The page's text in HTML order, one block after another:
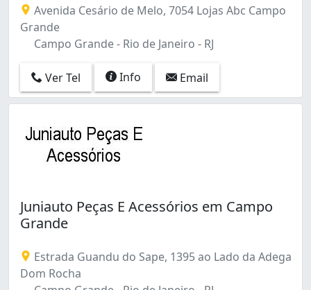
Oswaldo Cruz (2)
Paciência (1)
Parada de Lucas (1)
Pechincha (2)
Penha (1)
Praça da Bandeira (2)
Realengo (3)
Recreio dos Bandeirantes (2)
Rio Comprido (1)
São Cristóvão (2)
Taquara (1)
Vaz Lobo (1)
Vila Isabel (4)
Avenida Cesário de Melo, 7054 Lojas Abc Campo
Grande
Campo Grande - Rio de Janeiro - RJ
Ver Tel Info Email
Juniauto Peças E Acessórios em Campo
Grande
Estrada Guandu do Sape, 1395 ao Lado da Adega
Dom Rocha